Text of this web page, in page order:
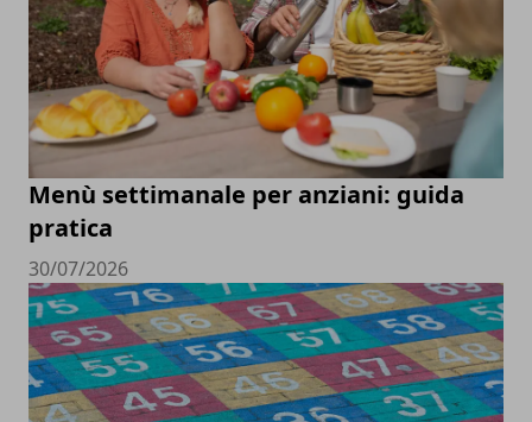
Menù settimanale per anziani: guida
pratica
30/07/2026